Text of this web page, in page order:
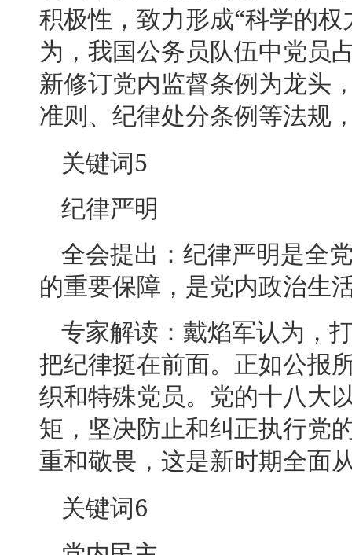
积极性，致力形成“科学的权
为，我国公务员队伍中党员
新修订党内监督条例为龙头
准则、纪律处分条例等法规
关键词5
纪律严明
全会提出：纪律严明是全
的重要保障，是党内政治生
专家解读：戴焰军认为，
把纪律挺在前面。正如公报
织和特殊党员。党的十八大
矩，坚决防止和纠正执行党
重和敬畏，这是新时期全面
关键词 6